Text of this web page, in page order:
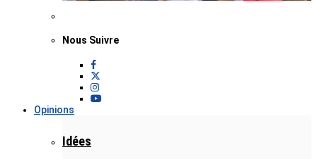
Nous Suivre
Opinions
Idées